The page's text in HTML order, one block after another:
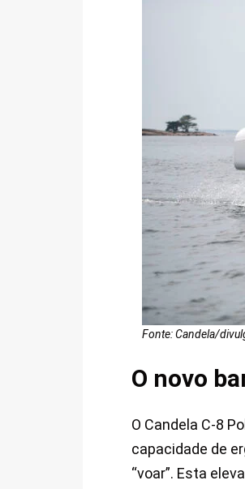
Fonte: Candela/
O novo
O Candela C-8
capacidade de
“voar”. Esta